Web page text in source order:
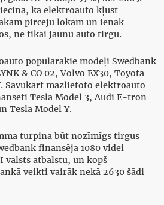
ka elektroauto kļūst
pircēju lokam un ienāk
ne tikai jaunu auto tirgū.
populārākie modeļi Swedbank
& CO 02, Volvo EX30, Toyota
Savukārt mazlietoto elektroauto
Tesla Model 3, Audi E-tron
Tesla Model Y.
turpina būt nozīmīgs tirgus
finansēja 1080 videi
valsts atbalstu, un kopš
veikti vairāk nekā 2630 šādi